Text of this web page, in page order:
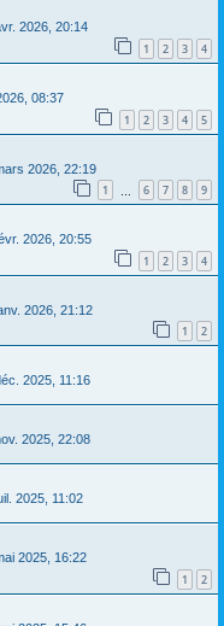
2026, 20:14
1 2 3 4
08:37
1 2 3 4 5
2026, 22:19
1 6 7 8 9
2026, 20:55
1 2 3 4
2026, 21:12
1 2
2025, 11:16
2025, 22:08
2025, 11:02
2025, 16:22
1 2